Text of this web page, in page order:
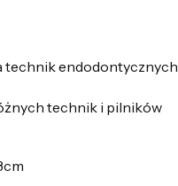
technik endodontycznych
technik i pilników